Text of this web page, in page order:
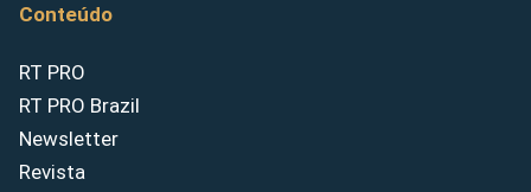
Conteúdo
RT PRO
RT PRO Brazil
Newsletter
Revista